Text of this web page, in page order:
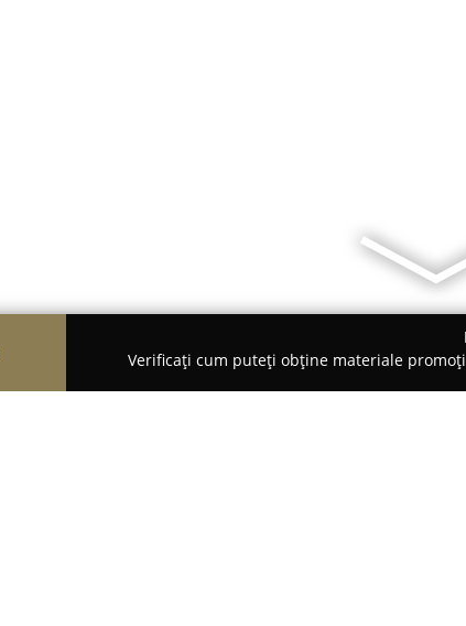
Verificați cum puteți obține materiale